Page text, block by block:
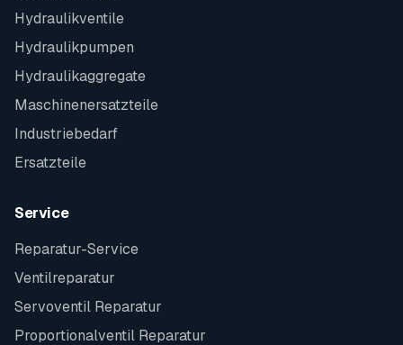
Hydraulikventile
Hydraulikpumpen
Hydraulikaggregate
Maschinenersatzteile
Industriebedarf
Ersatzteile
Service
Reparatur-Service
Ventilreparatur
Servoventil Reparatur
Proportionalventil Reparatur